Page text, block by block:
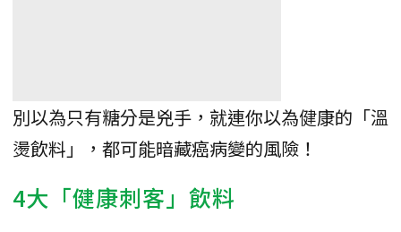
別以為只有糖分是兇手，就連你以為健康的「溫
燙飲料」，都可能暗藏癌病變的風險！
4大「健康刺客」飲料